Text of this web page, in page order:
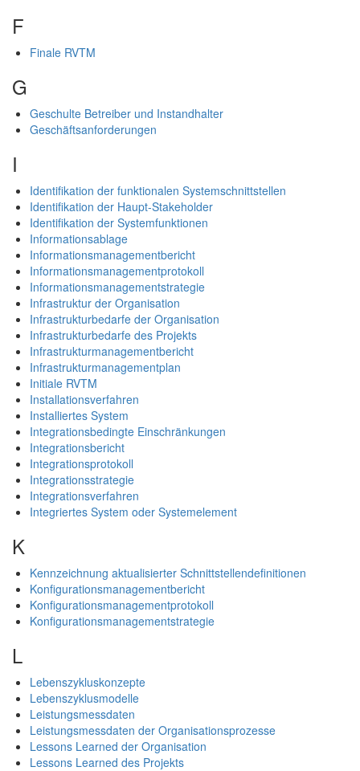
F
Finale RVTM
G
Geschulte Betreiber und Instandhalter
Geschäftsanforderungen
I
Identifikation der funktionalen Systemschnittstellen
Identifikation der Haupt-Stakeholder
Identifikation der Systemfunktionen
Informationsablage
Informationsmanagementbericht
Informationsmanagementprotokoll
Informationsmanagementstrategie
Infrastruktur der Organisation
Infrastrukturbedarfe der Organisation
Infrastrukturbedarfe des Projekts
Infrastrukturmanagementbericht
Infrastrukturmanagementplan
Initiale RVTM
Installationsverfahren
Installiertes System
Integrationsbedingte Einschränkungen
Integrationsbericht
Integrationsprotokoll
Integrationsstrategie
Integrationsverfahren
Integriertes System oder Systemelement
K
Kennzeichnung aktualisierter Schnittstellendefinitionen
Konfigurationsmanagementbericht
Konfigurationsmanagementprotokoll
Konfigurationsmanagementstrategie
L
Lebenszykluskonzepte
Lebenszyklusmodelle
Leistungsmessdaten
Leistungsmessdaten der Organisationsprozesse
Lessons Learned der Organisation
Lessons Learned des Projekts